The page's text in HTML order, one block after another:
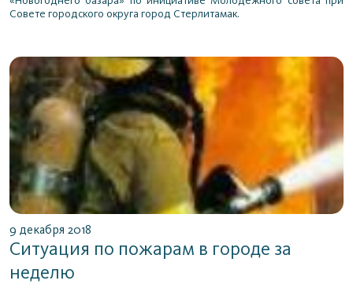
Совете городского округа город Стерлитамак.
9 декабря 2018
Ситуация по пожарам в городе за
неделю